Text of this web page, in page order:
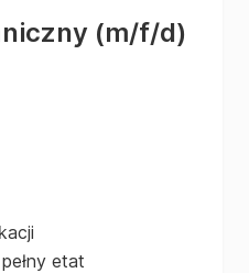
(m/f/d)
etat